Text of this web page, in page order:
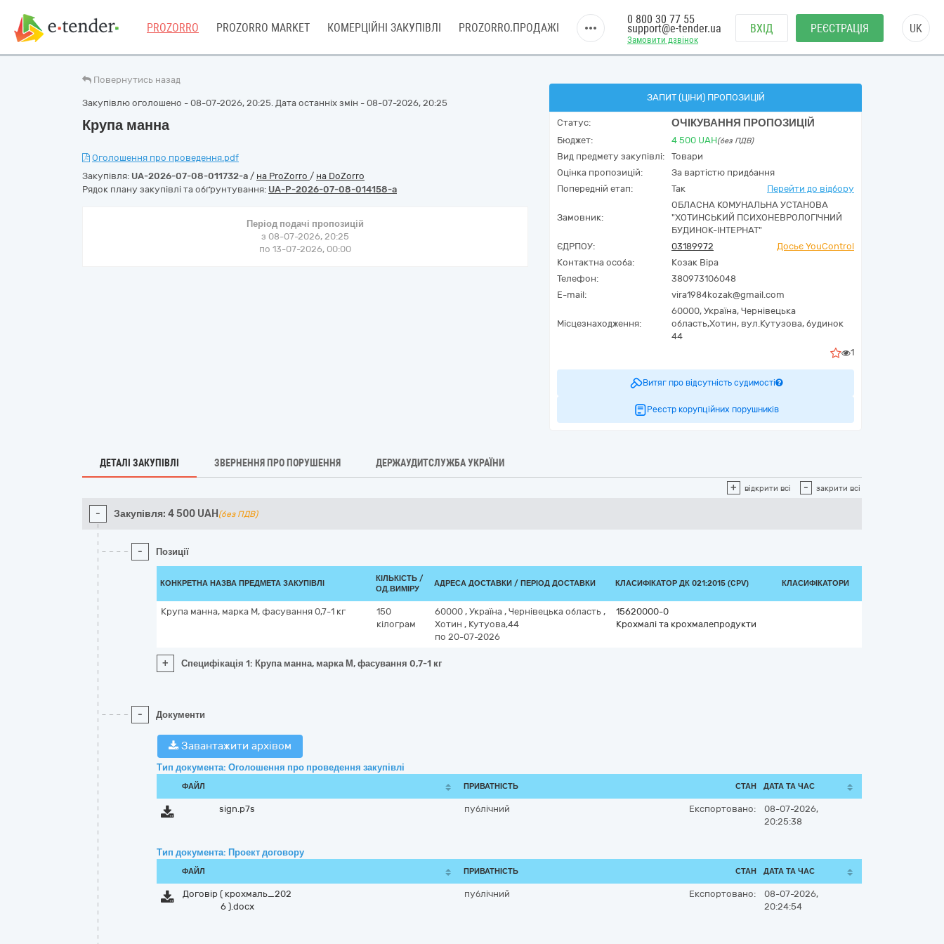
PROZORRO PROZORRO MARKET КОМЕРЦІЙНІ ЗАКУПІВЛІ PROZORRO.ПРОДАЖІ
Замовити дзвінок
0 800 30 77 55
support@e-tender.ua ВХІД РЕЄСТРАЦІЯ UK
Повернутись назад
Закупівлю оголошено - 08-07-2026, 20:25. Дата останніх змін - 08-07-2026, 20:25
Крупа манна
Оголошення про проведення.pdf
Закупівля: UA-2026-07-08-011732-a / на ProZorro / на DoZorro
Рядок плану закупівлі та обґрунтування: UA-P-2026-07-08-014158-a
Період подачі пропозицій
з 08-07-2026, 20:25
по 13-07-2026, 00:00
ЗАПИТ (ЦІНИ) ПРОПОЗИЦІЙ
Статус: ОЧІКУВАННЯ ПРОПОЗИЦІЙ
Бюджет: 4 500 UAH(без ПДВ)
Вид предмету закупівлі:
Товари
Оцінка пропозицій:
За вартістю придбання
Попередній етап:
Так Перейти до відбору
Замовник:
ОБЛАСНА КОМУНАЛЬНА УСТАНОВА
"ХОТИНСЬКИЙ ПСИХОНЕВРОЛОГІЧНИЙ
БУДИНОК-ІНТЕРНАТ"
ЄДРПОУ:
03189972
Досьє YouControl
Контактна особа:
Козак Віра
Телефон:
380973106048
E-mail:
vira1984kozak@gmail.com
Місцезнаходження:
60000, Україна, Чернівецька
область,Хотин, вул.Кутузова, будинок
44
1
Витяг про відсутність судимості
Реєстр корупційних порушників
ДЕТАЛІ ЗАКУПІВЛІ ЗВЕРНЕННЯ ПРО ПОРУШЕННЯ ДЕРЖАУДИТСЛУЖБА УКРАЇНИ
+ відкрити всі - закрити всі
- Закупівля: 4 500 UAH (без ПДВ)
- Позиції
КОНКРЕТНА НАЗВА ПРЕДМЕТА ЗАКУПІВЛІ
КІЛЬКІСТЬ /
ОД.ВИМІРУ
АДРЕСА ДОСТАВКИ / ПЕРІОД ДОСТАВКИ КЛАСИФІКАТОР ДК 021:2015 (CPV) КЛАСИФІКАТОРИ
Крупа манна, марка М, фасування 0,7-1 кг
150
кілограм
60000 , Україна , Чернівецька область ,
Хотин , Кутуова,44
по 20-07-2026
15620000-0
Крохмалі та крохмалепродукти
+ Специфікація 1: Крупа манна, марка М, фасування 0,7-1 кг
- Документи
Завантажити архівом
Тип документа: Оголошення про проведення закупівлі
ФАЙЛ ПРИВАТНІСТЬ СТАН ДАТА ТА ЧАС
sign.p7s публічний Експортовано:
08-07-2026,
20:25:38
Тип документа: Проект договору
ФАЙЛ ПРИВАТНІСТЬ СТАН ДАТА ТА ЧАС
Договір ( крохмаль_202
6 ).docx
публічний Експортовано:
08-07-2026,
20:24:54